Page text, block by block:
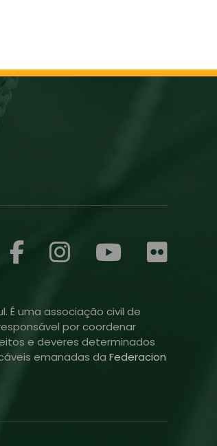
É uma associação civil de
por coordenar
e deveres determinados
emanadas da Federacion